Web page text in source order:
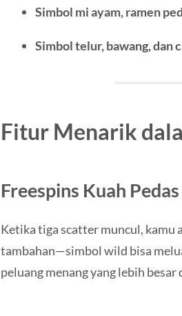
Simbol mi ayam, ramen
Simbol telur, bawang, dan
Fitur Menarik
Freespins Kuah Pedas
Ketika tiga scatter muncul, kamu
tambahan—simbol wild bisa
peluang menang yang lebih besar